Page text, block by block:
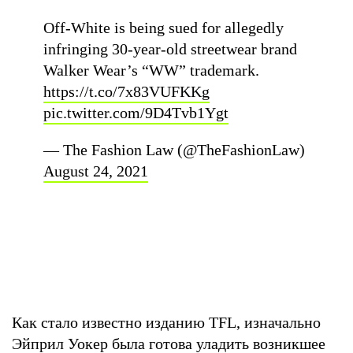
Off-White is being sued for allegedly
infringing 30-year-old streetwear brand
Walker Wear’s “WW” trademark.
https://t.co/7x83VUFKKg
pic.twitter.com/9D4Tvb1Ygt
— The Fashion Law (@TheFashionLaw)
August 24, 2021
Как стало известно изданию TFL, изначально
Эйприл Уокер была готова уладить возникшее